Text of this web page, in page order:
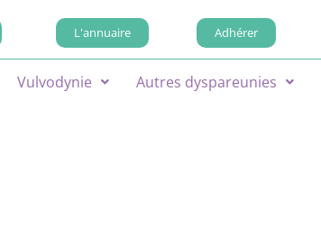
L'annuaire Adhérer
Vulvodynie Autres dyspareunies